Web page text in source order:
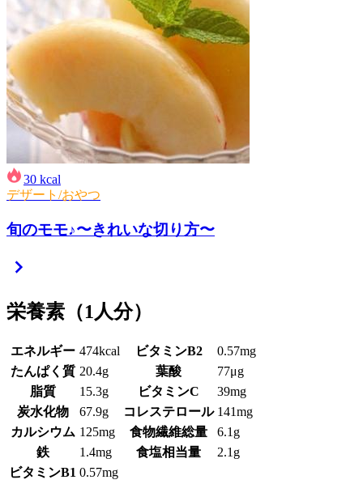
30 kcal
デザート/おやつ
旬のモモ♪〜きれいな切り方〜
栄養素 （1人分）
エネルギー 474kcal ビタミンB2
0.57mg
たんぱく質 20.4g 葉酸
77μg
脂質
15.3g ビタミンC
39mg
炭水化物
67.9g コレステロール 141mg
カルシウム 125mg 食物繊維総量
6.1g
鉄
1.4mg 食塩相当量
2.1g
ビタミンB1 0.57mg